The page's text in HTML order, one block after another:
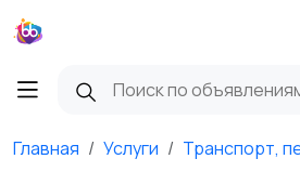
Главная Услуги Транспорт,